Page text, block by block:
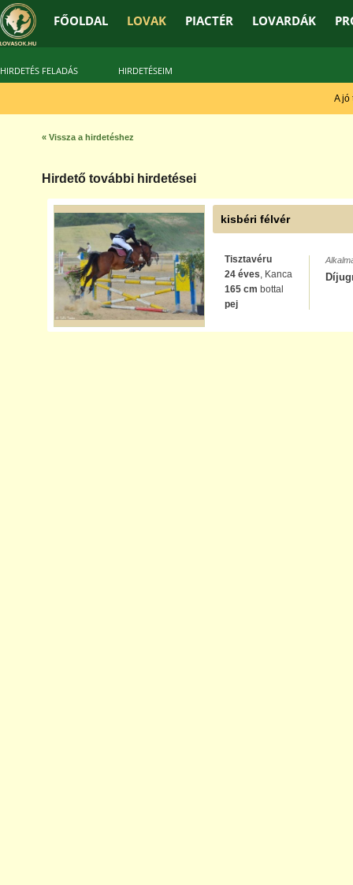
FŐOLDAL LOVAK PIACTÉR LOVARDÁK
HIRDETÉS FELADÁS HIRDETÉSEIM
A jó
« Vissza a hirdetéshez
Hirdető további hirdetései
kisbéri félvér
Tisztavéru
24 éves, Kanca
165 cm bottal
pej